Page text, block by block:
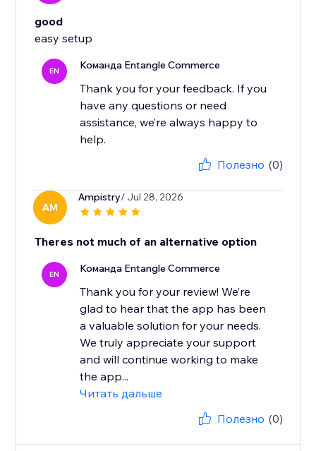
good
easy setup
EN Команда Entangle Commerce
Thank you for your feedback. If you
have any questions or need
assistance, we’re always happy to
Полезно (0)
AM
Ampistry/ Jul 28, 2026
Theres not much of an alternative option
EN Команда Entangle Commerce
Thank you for your review! We’re
glad to hear that the app has been
a valuable solution for your needs.
We truly appreciate your support
and will continue working to make
the app...
Читать дальше
Полезно (0)